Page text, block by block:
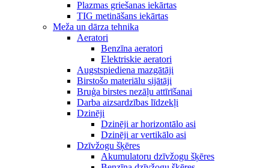
Plazmas griešanas iekārtas
TIG metināšans iekārtas
Meža un dārza tehnika
Aeratori
Benzīna aeratori
Elektriskie aeratori
Augstspiediena mazgātāji
Birstošo materiālu sijātāji
Bruģa birstes nezāļu attīrīšanai
Darba aizsardzības līdzekļi
Dzinēji
Dzinēji ar horizontālo asi
Dzinēji ar vertikālo asi
Dzīvžogu šķēres
Akumulatoru dzīvžogu šķēres